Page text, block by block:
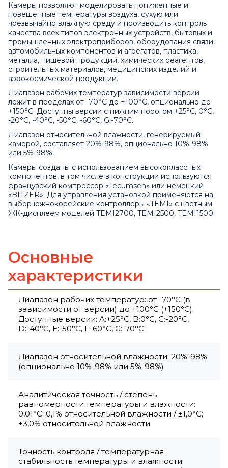
Камеры позволяют моделировать пониженные и
повешенные температуры воздуха, сухую или
чрезвычайно влажную среду и производить контроль
качества всех типов электронных устройств, бытовых и
промышленных электроприборов, оборудования связи,
автомобильных компонентов и агрегатов, пластика,
металла, пищевой продукции, химических реагентов,
строительных материалов, медицинских изделий и
аэрокосмической продукции.
Диапазон рабочих температур зависимости версии
лежит в пределах от -70°C до +100°C, опционально до
+150°C. Доступны версии с нижним порогом +25°C, 0°C,
-20°C, -40°C, -50°C, -60°C, G:-70°C.
Диапазон относительной влажности, генерируемый
камерой, составляет 20%-98%, опционально 10%-98%
или 5%-98%.
Камеры созданы с использованием высококлассных
компонентов, в том числе в конструкции используются
французский компрессор «Tecumseh» или немецкий
«BITZER». Для управления установкой применяются на
выбор южнокорейские контроллеры «TEMI» с цветным
ЖК-дисплеем моделей TEMI2700, TEMI2500, TEMI1500.
Основные
характеристики
Диапазон рабочих температур: от -70°C (в
зависимости от версии) до +100°C (+150°C).
Доступные версии: A:+25°C, B:0°C, C:-20°C,
D:-40°C, E:-50°C, F-60°C, G:-70°C
Диапазон относительной влажности: 20%-98%
(опционально 10%-98% или 5%-98%)
Аналитическая точность / степень
равномерности температуры и влажности:
0,01°С; 0,1% относительной влажности / ±1,0°C;
±3,0% относительной влажности
Точность контроля / температурная
стабильность температуры и влажности: